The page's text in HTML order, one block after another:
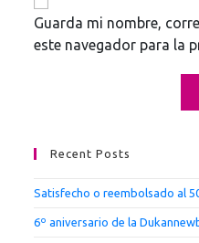
Guarda mi nombre,
este navegador para la
Recent Posts
Satisfecho o reembolsado al
6º aniversario de la